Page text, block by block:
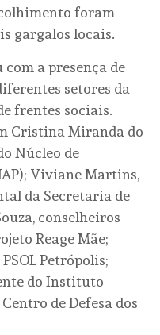
foram
gargalos locais.
com a presença de
setores da
frentes sociais.
Cristina Miranda do
Núcleo de
Viviane Martins,
da Secretaria de
conselheiros
Reage Mãe;
Petrópolis;
do Instituto
de Defesa dos